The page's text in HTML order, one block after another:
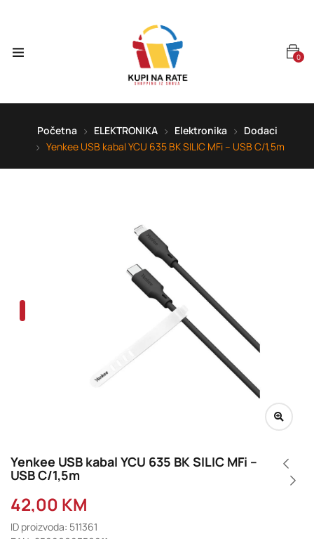
0
Početna ELEKTRONIKA Elektronika
Dodaci
Yenkee USB kabal YCU 635 BK SILIC MFi – USB C/1,5m
Yenkee USB kabal YCU 635 BK SILIC MFi –
USB C/1,5m
42,00 KM
ID proizvoda: 511361